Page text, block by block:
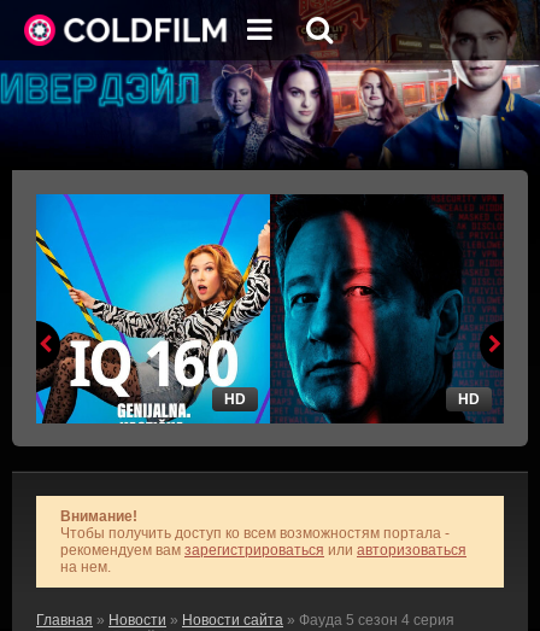
HD HD
Внимание!
Чтобы получить доступ ко всем возможностям портала -
рекомендуем вам зарегистрироваться или авторизоваться
на нем.
Главная » Новости » Новости сайта » Фауда 5 сезон 4 серия